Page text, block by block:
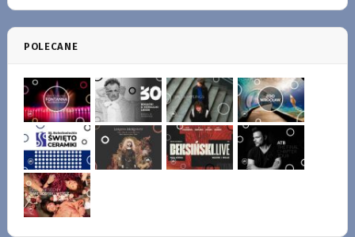
POLECANE